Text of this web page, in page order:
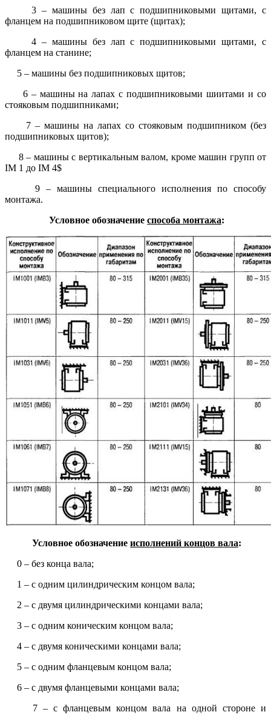
3 – машины без лап с подшипниковыми щитами, с
фланцем на подшипниковом щите (щитах);
4 – машины без лап с подшипниковыми щитами, с
фланцем на станине;
5 – машины без подшипниковых щитов;
6 – машины на лапах с подшипниковыми шиитами и со
стояковым подшипниками;
7 – машины на лапах со стояковым подшипником (без
подшипниковых щитов);
8 – машины с вертикальным валом, кроме машин групп от
IM 1 до IM 4$
9 – машины специального исполнения по способу
монтажа.
Условное обозначение способа монтажа:
Условное обозначение исполнений концов вала:
0 – без конца вала;
1 – с одним цилиндрическим концом вала;
2 – с двумя цилиндрическими концами вала;
3 – с одним коническим концом вала;
4 – с двумя коническими концами вала;
5 – с одним фланцевым концом вала;
6 – с двумя фланцевыми концами вала;
7 – с фланцевым концом вала на одной стороне и